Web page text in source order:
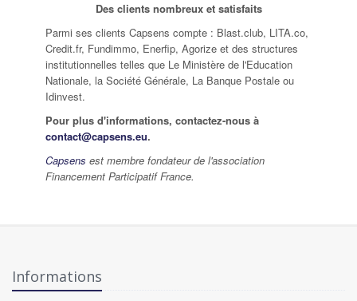
Des clients nombreux et satisfaits
Parmi ses clients Capsens compte : Blast.club, LITA.co,
Credit.fr, Fundimmo, Enerfip, Agorize et des structures
institutionnelles telles que Le Ministère de l'Education
Nationale, la Société Générale, La Banque Postale ou
Idinvest.
Pour plus d'informations, contactez-nous à
contact@capsens.eu.
Capsens est membre fondateur de l'association
Financement Participatif France.
Informations